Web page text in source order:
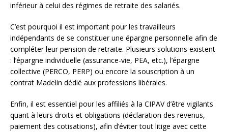
inférieur à celui des régimes de retraite des salariés.
C’est pourquoi il est important pour les travailleurs
indépendants de se constituer une épargne personnelle afin de
compléter leur pension de retraite. Plusieurs solutions existent
: l’épargne individuelle (assurance-vie, PEA, etc.), l’épargne
collective (PERCO, PERP) ou encore la souscription à un
contrat Madelin dédié aux professions libérales.
Enfin, il est essentiel pour les affiliés à la CIPAV d’être vigilants
quant à leurs droits et obligations (déclaration des revenus,
paiement des cotisations), afin d’éviter tout litige avec cette